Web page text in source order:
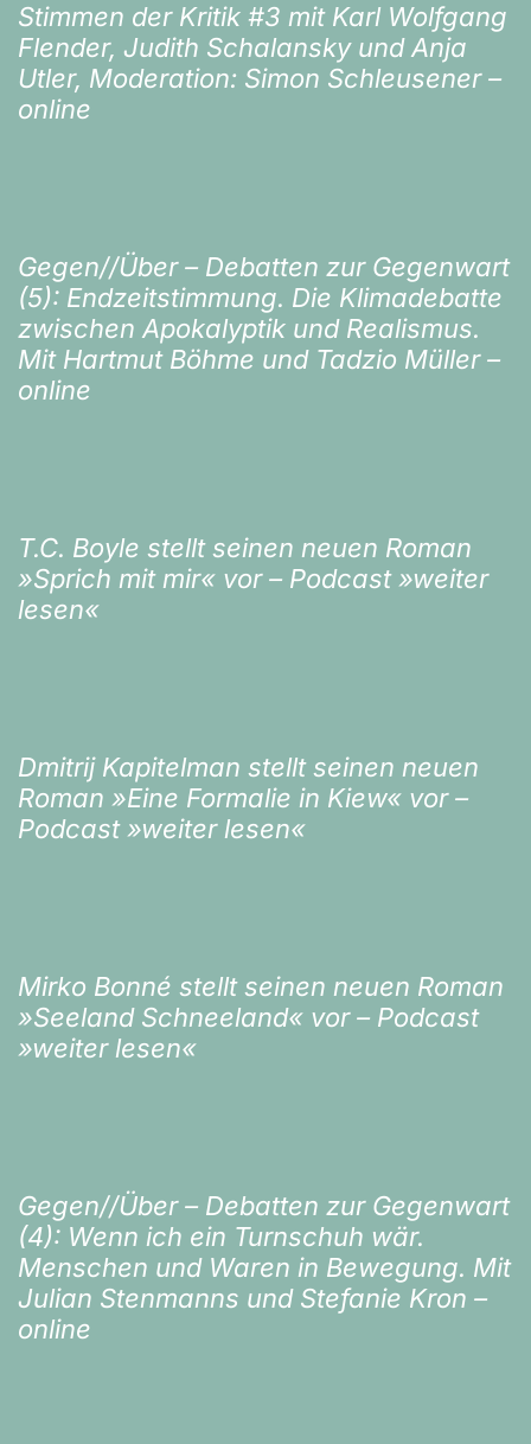
Stimmen der Kritik #3 mit Karl Wolfgang
Flender, Judith Schalansky und Anja
Utler, Moderation: Simon Schleusener –
online
Gegen//Über – Debatten zur Gegenwart
(5): Endzeitstimmung. Die Klimadebatte
zwischen Apokalyptik und Realismus.
Mit Hartmut Böhme und Tadzio Müller –
online
T.C. Boyle stellt seinen neuen Roman
»Sprich mit mir« vor – Podcast »weiter
lesen«
Dmitrij Kapitelman stellt seinen neuen
Roman »Eine Formalie in Kiew« vor –
Podcast »weiter lesen«
Mirko Bonné stellt seinen neuen Roman
»Seeland Schneeland« vor – Podcast
»weiter lesen«
Gegen//Über – Debatten zur Gegenwart
(4): Wenn ich ein Turnschuh wär.
Menschen und Waren in Bewegung. Mit
Julian Stenmanns und Stefanie Kron –
online